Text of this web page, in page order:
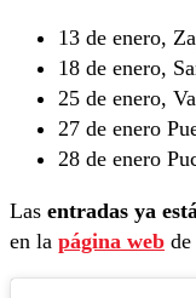
13 de enero,
18 de enero,
25 de enero,
27 de enero
28 de enero
Las entradas ya
en la página web